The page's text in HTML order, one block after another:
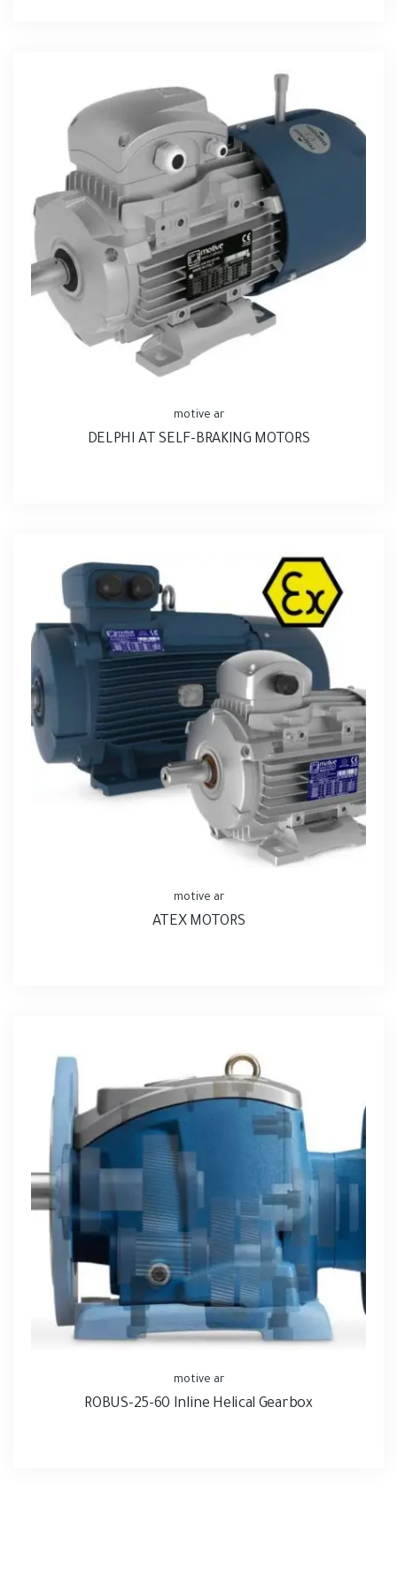
motive ar
DELPHI AT SELF-BRAKING MOTORS
motive ar
ATEX MOTORS
motive ar
ROBUS-25-60 Inline Helical Gearbox